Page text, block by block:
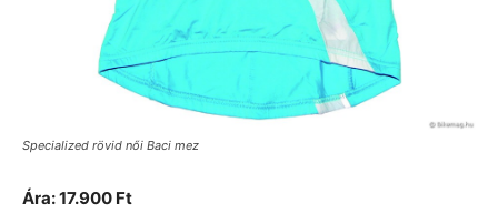
Specialized rövid női Baci mez
Ára: 17.900 Ft